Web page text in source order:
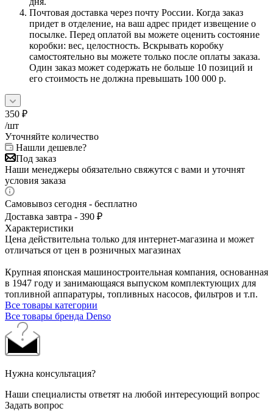
Почтовая доставка через почту России. Когда заказ
придет в отделение, на ваш адрес придет извещение о
посылке. Перед оплатой вы можете оценить состояние
коробки: вес, целостность. Вскрывать коробку
самостоятельно вы можете только после оплаты заказа.
Один заказ может содержать не больше 10 позиций и
его стоимость не должна превышать 100 000 р.
350 ₽
/шт
Уточняйте количество
Нашли дешевле?
Под заказ
Наши менеджеры обязательно свяжутся с вами и уточнят
условия заказа
Самовывоз сегодня - бесплатно
Доставка завтра - 390 ₽
Характеристики
Цена действительна только для интернет-магазина и может
отличаться от цен в розничных магазинах
Крупная японская машиностроительная компания, основанная
в 1947 году и занимающаяся выпуском комплектующих для
топливной аппаратуры, топливных насосов, фильтров и т.п.
Все товары категории
Все товары бренда Denso
Нужна консультация?
Наши специалисты ответят на любой интересующий вопрос
Задать вопрос